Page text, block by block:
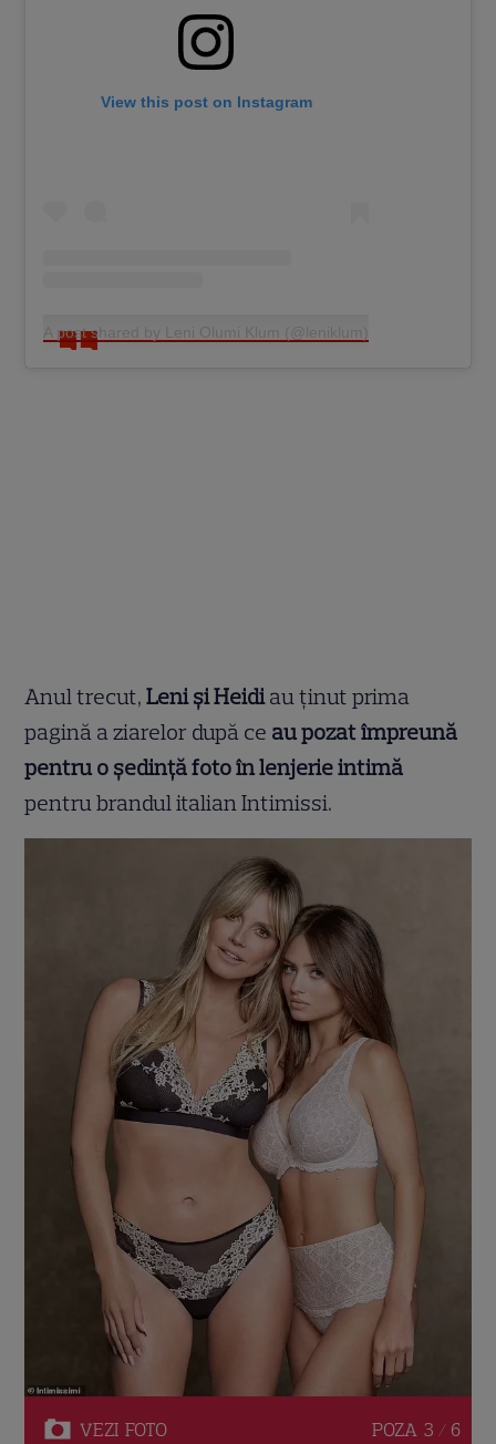
View this post on Instagram
A post shared by Leni Olumi Klum (@leniklum)
Anul trecut,Leni și Heidiau ținut prima
pagină a ziarelor după ce au pozat împreună
pentru o ședință foto în lenjerie intimă
pentru brandul italian Intimissi.
VEZI FOTO POZA 3 / 6